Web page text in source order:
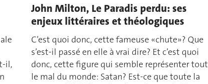
il,
John Milton, Le Paradis perdu: ses
enjeux littéraires et théologiques
C’est quoi donc, cette fameuse «chute»? Que
s’est-il passé en elle à vrai dire? Et c’est quoi
donc, cette figure qui semble représenter tout
le mal du monde: Satan? Est-ce que toute la